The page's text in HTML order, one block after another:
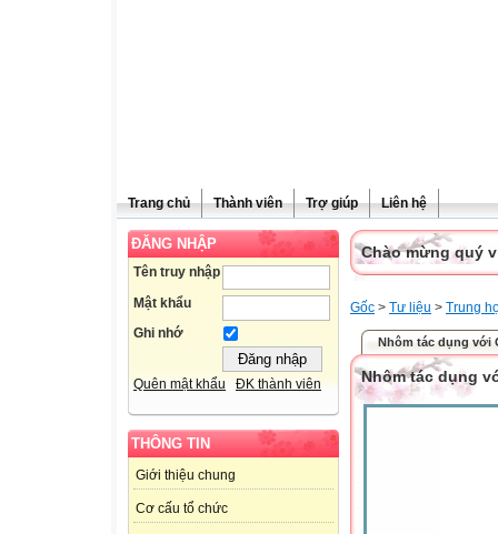
Trang chủ Thành viên Trợ giúp Liên hệ
ĐĂNG NHẬP
Tên truy nhập
Mật khẩu
Ghi nhớ
Quên mật khẩu ĐK thành viên
THÔNG TIN
Giới thiệu chung
Cơ cấu tổ chức
Chào mừng quý
Gốc > Tư liệu > Trung
Nhôm tác dụng với
Nhôm tác dụng